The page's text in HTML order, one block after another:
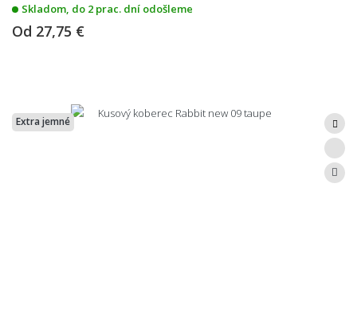
Skladom, do 2 prac. dní odošleme
Od 27,75 €
Extra jemné